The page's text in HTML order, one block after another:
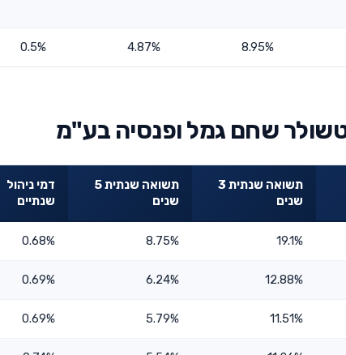
8.95%
4.87%
0.5%
שחם גמל ופנסיה בע"מ
תשואה שנתית 3
שנים
תשואה שנתית 5
שנים
דמי ניהול
שנתיים
19.1%
8.75%
0.68%
12.88%
6.24%
0.69%
11.51%
5.79%
0.69%